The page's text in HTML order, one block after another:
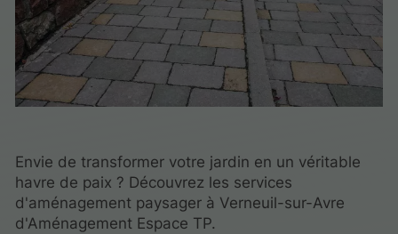
Envie de transformer votre jardin en un véritable
havre de paix ? Découvrez les services
d'aménagement paysager à Verneuil-sur-Avre
d'Aménagement Espace TP.